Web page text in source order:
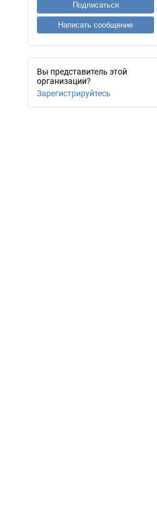
Подписаться
Написать сообщение
Вы представитель этой
организации?
Зарегистрируйтесь